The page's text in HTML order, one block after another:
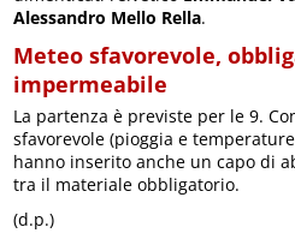
Alessandro Mello Rella.
Meteo sfavorevole,
impermeabile
La partenza è previste per le 9.
sfavorevole (pioggia e
hanno inserito anche un capo di
tra il materiale obbligatorio.
(d.p.)